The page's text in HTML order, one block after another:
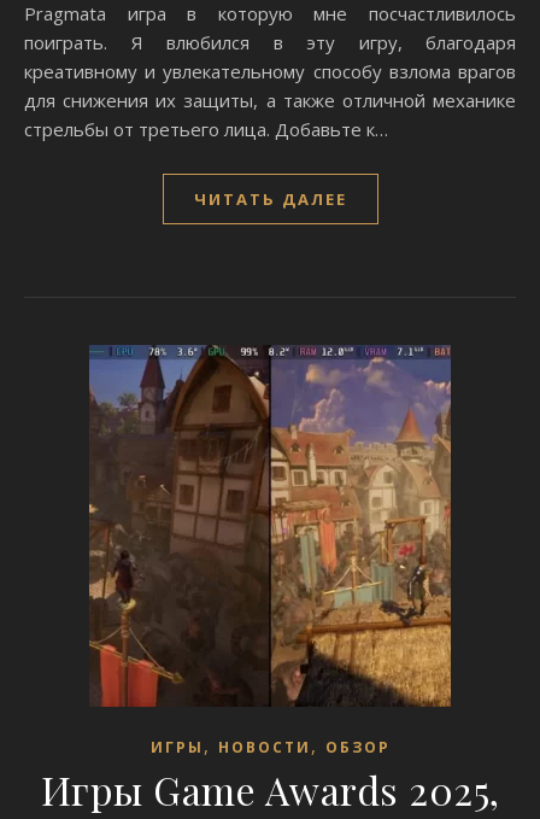
Pragmata игра в которую мне посчастливилось
поиграть. Я влюбился в эту игру, благодаря
креативному и увлекательному способу взлома врагов
для снижения их защиты, а также отличной механике
стрельбы от третьего лица. Добавьте к…
ЧИТАТЬ ДАЛЕЕ
ИГРЫ , НОВОСТИ , ОБЗОР
Игры Game Awards 2025,